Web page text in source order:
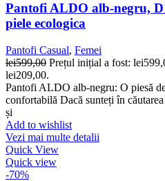
Pantofi ALDO alb-negru,
piele ecologica
Pantofi Casual, Femei
lei599,00 Prețul inițial a fost:
lei209,00.
Pantofi ALDO alb-negru: O piesă
confortabilă Dacă sunteți în
și
Add to wishlist
Vezi mai multe detalii
Quick View
Quick view
-70%